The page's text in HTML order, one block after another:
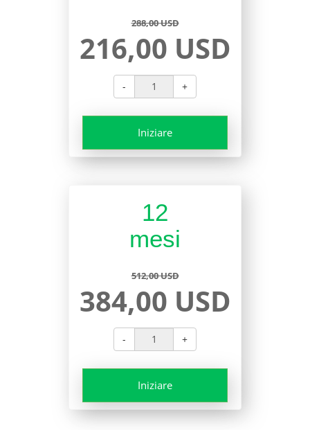
288,00 USD
216,00 USD
- +
Iniziare
12
mesi
512,00 USD
384,00 USD
- +
Iniziare